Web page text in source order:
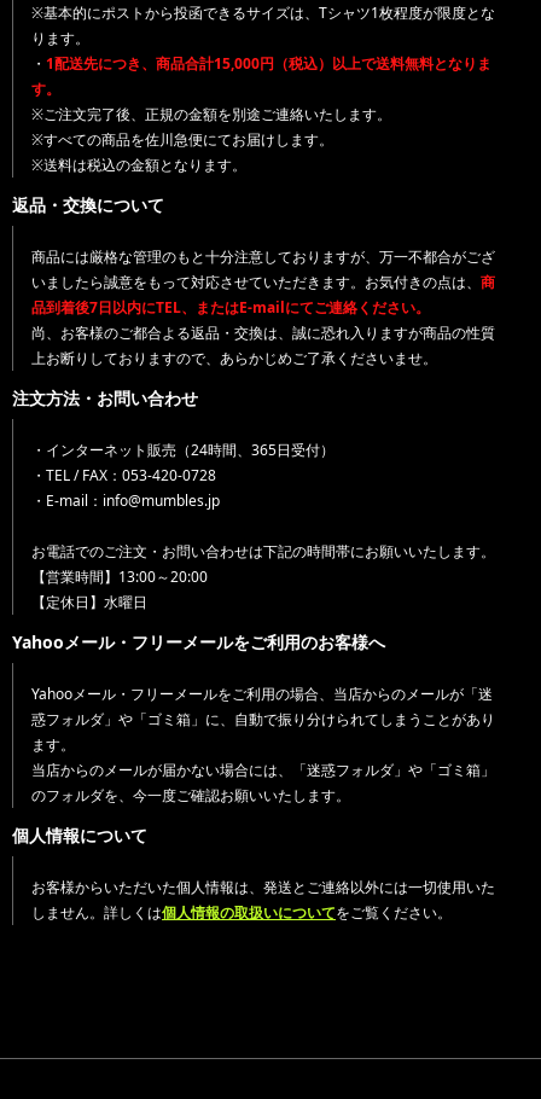
※基本的にポストから投函できるサイズは、Tシャツ1枚程度が限度とな
ります。
・ 1配送先につき、商品合計15,000円（税込）以上で送料無料となりま
す。
※ご注文完了後、正規の金額を別途ご連絡いたします。
※すべての商品を佐川急便にてお届けします。
※送料は税込の金額となります。
返品・交換について
商品には厳格な管理のもと十分注意しておりますが、万一不都合がござ
いましたら誠意をもって対応させていただきます。お気付きの点は、 商
品到着後7日以内にTEL、またはE-mailにてご連絡ください。
尚、お客様のご都合よる返品・交換は、誠に恐れ入りますが商品の性質
上お断りしておりますので、あらかじめご了承くださいませ。
注文方法・お問い合わせ
・インターネット販売（24時間、365日受付）
・TEL / FAX：053-420-0728
・E-mail：info@mumbles.jp
お電話でのご注文・お問い合わせは下記の時間帯にお願いいたします。
【営業時間】13:00～20:00
【定休日】水曜日
Yahooメール・フリーメールをご利用のお客様へ
Yahooメール・フリーメールをご利用の場合、当店からのメールが「迷
惑フォルダ」や「ゴミ箱」に、自動で振り分けられてしまうことがあり
ます。
当店からのメールが届かない場合には、「迷惑フォルダ」や「ゴミ箱」
のフォルダを、今一度ご確認お願いいたします。
個人情報について
お客様からいただいた個人情報は、発送とご連絡以外には一切使用いた
しません。詳しくは個人情報の取扱いについてをご覧ください。